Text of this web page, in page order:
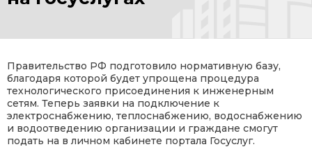
ЖИТЕЛЯМ
+7 (812) 539-53-40
АВАРИЙНАЯ
+7 (812) 318-01-27
Правительство РФ подготовило нормативную базу,
благодаря которой будет упрощена процедура
технологического присоединения к инженерным
сетям. Теперь заявки на подключение к
электроснабжению, теплоснабжению, водоснабжению
и водоотведению организации и граждане смогут
подать на в личном кабинете портала Госуслуг.